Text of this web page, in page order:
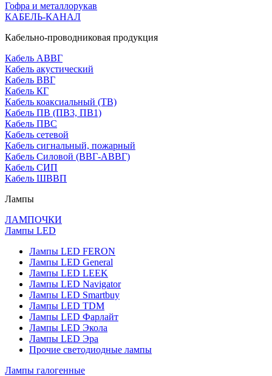
Гофра и металлорукав
КАБЕЛЬ-КАНАЛ
Кабельно-проводниковая продукция
Кабель АВВГ
Кабель акустический
Кабель ВВГ
Кабель КГ
Кабель коаксиальный (ТВ)
Кабель ПВ (ПВ3, ПВ1)
Кабель ПВС
Кабель сетевой
Кабель сигнальный, пожарный
Кабель Силовой (ВВГ-АВВГ)
Кабель СИП
Кабель ШВВП
Лампы
ЛАМПОЧКИ
Лампы LED
Лампы LED FERON
Лампы LED General
Лампы LED LEEK
Лампы LED Navigator
Лампы LED Smartbuy
Лампы LED TDM
Лампы LED Фарлайт
Лампы LED Экола
Лампы LED Эра
Прочие светодиодные лампы
Лампы галогенные